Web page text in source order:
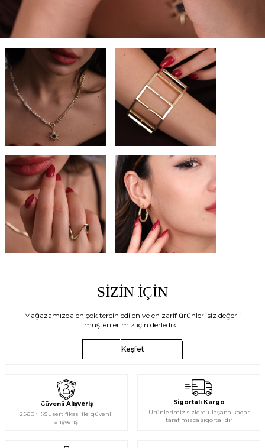
ÖZEL TASARIM
KEŞFET
KOLYE
KEŞFET
BİLEKLİK
KEŞFET
KÜPE
KEŞFET
SİZİN İÇİN
Mağazamızda en çok tercih edilen ve en zarif ürünleri siz değerli
müşterilerimiz için derledik...
Keşfet
Güvenli Alışveriş
256Bit SSL sertifikası ile güvenli
alışveriş
Sigortalı Kargo
Ürünlerimiz sizlere ulaşana kadar
tarafımızca sigortalıdır